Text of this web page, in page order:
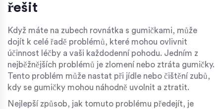
řešit
Když máte na zubech rovnátka s gumičkami, může
dojít k celé řadě problémů, které mohou ovlivnit
účinnost léčby a vaši každodenní pohodu. Jedním z
nejběžnějších problémů je zlomení nebo ztráta gumičky.
Tento problém může nastat při jídle nebo čištění zubů,
kdy se gumičky mohou náhodně uvolnit a ztratit.
Nejlepší způsob, jak tomuto problému předejít, je